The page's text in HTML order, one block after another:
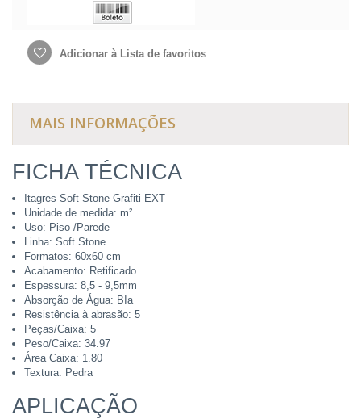
Adicionar à Lista de favoritos
MAIS INFORMAÇÕES
FICHA TÉCNICA
Itagres Soft Stone Grafiti EXT
Unidade de medida: m²
Uso: Piso /Parede
Linha: Soft Stone
Formatos: 60x60 cm
Acabamento: Retificado
Espessura: 8,5 - 9,5mm
Absorção de Água: BIa
Resistência à abrasão: 5
Peças/Caixa: 5
Peso/Caixa: 34.97
Área Caixa: 1.80
Textura: Pedra
APLICAÇÃO